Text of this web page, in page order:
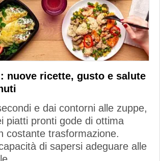
nuove ricette, gusto e salute
e dai contorni alle zuppe,
piatti pronti gode di ottima
costante trasformazione.
di sapersi adeguare alle